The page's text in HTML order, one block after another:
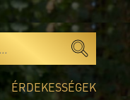
ÉRDEKESSÉGEK